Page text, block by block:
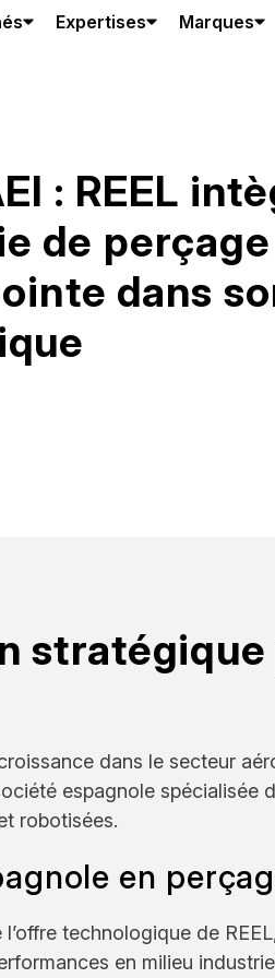
Expertises Marques
: REEL
de perçage
dans
stratégique
dans le secteur
espagnole spécialisée
robotisées.
en
l’offre technologique de
en milieu